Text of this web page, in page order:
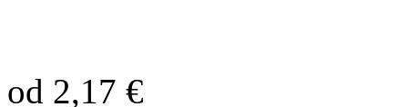
od 2,17 €